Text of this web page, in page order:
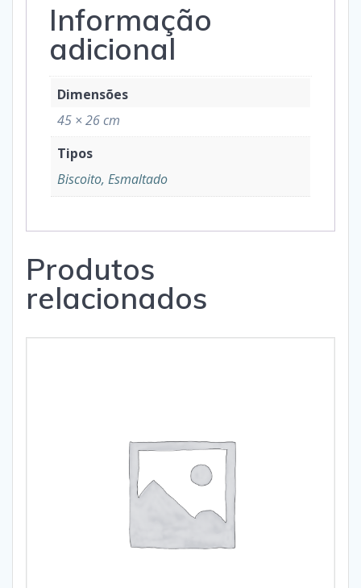
Informação
adicional
Dimensões
45 × 26 cm
Tipos
Biscoito, Esmaltado
Produtos
relacionados